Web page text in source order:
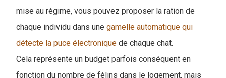
mise au régime, vous pouvez proposer la ration de
chaque individu dans une gamelle automatique qui
détecte la puce électronique de chaque chat.
Cela représente un budget parfois conséquent en
fonction du nombre de félins dans le logement, mais